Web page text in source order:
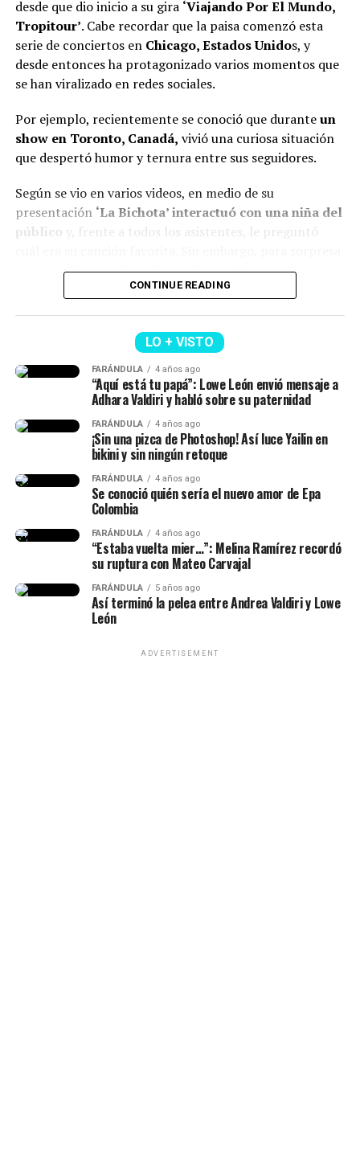
listado:
GAMINAE — Kris R., Los Money Makers
Dichavate — Ya Ice Dilan, Rey Tony, Helabusador,
TUKI TUKIE — Kris R., GeezyDee, Flame
火炎
SUPERSTARE — Blessd, Los Money Makers
Todo Lo Fue — Lenin Ramírez
Pico Y Chao (W Sound 08) — W Sound, Kris R., Ovy
On The Drums
MERO TOTEE — Blessd, De La Rose, Los Money
4 Life — Kris R.
desde que dio inicio a su gira ‘Viajando Por El Mundo,
Tropitour’. Cabe recordar que la paisa comenzó esta
serie de conciertos enChicago, Estados Unidos, y
desde entonces ha protagonizado varios momentos que
se han viralizado en redes sociales.
Por ejemplo, recientemente se conoció que duranteun
show en Toronto, Canadá, vivió una curiosa situación
que despertó humor y ternura entre sus seguidores.
Según se vio en varios videos, en medio de su
presentación ‘La Bichota’ interactuó con una niña del
público y, frente a todos los asistentes, le preguntó
de todos, la pequeña en lugar de mencionar un éxito de
respondió que era ‘Dai Dai’, de Shakira.
Por otra parte, otro momento que dio de qué hablar de
Karol con un hombre.Según se observó, en imágenes
CONTINUE READING
LO + VISTO
FARÁNDULA 4 años ago
“Aquí está tu papá”: Lowe León envió mensaje a
Adhara Valdiri y habló sobre su paternidad
FARÁNDULA 4 años ago
¡Sin una pizca de Photoshop! Así luce Yailin en
bikini y sin ningún retoque
FARÁNDULA 4 años ago
Se conoció quién sería el nuevo amor de Epa
Colombia
FARÁNDULA 4 años ago
“Estaba vuelta mier…”: Melina Ramírez recordó
su ruptura con Mateo Carvajal
FARÁNDULA 5 años ago
Así terminó la pelea entre Andrea Valdiri y Lowe
León
ADVERTISEMENT